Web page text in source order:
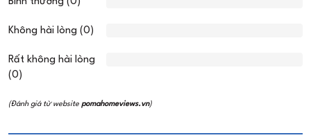
Không hài lòng (0)
Rất không hài lòng
(0)
(Đánh giá từ website pomahomeviews.vn)